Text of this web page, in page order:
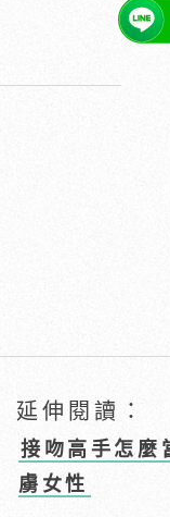
延伸閱讀：
接吻高手怎麼
虜女性